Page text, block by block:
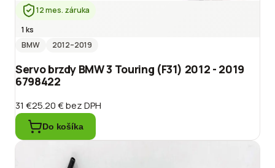
12 mes. záruka
1 ks
BMW
2012–2019
Servo brzdy BMW 3 Touring (F31) 2012 - 2019
6798422
31 €25.20 €bez DPH
Do košíka